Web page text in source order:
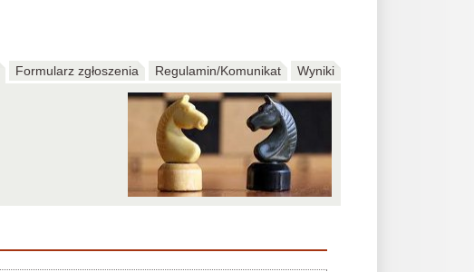
Formularz zgłoszenia Regulamin/Komunikat Wyniki